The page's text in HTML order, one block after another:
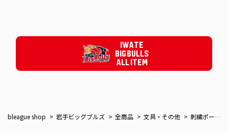
IWATE
BIG BULLS
ALL ITEM
bleague shop 岩手ビッグブルズ 全商品 文具・その他 刺繍ポーチ